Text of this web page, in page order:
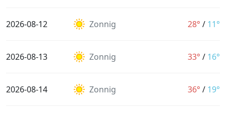
2026-08-12 Zonnig 28° / 11°
2026-08-13 Zonnig 33° / 16°
2026-08-14 Zonnig 36° / 19°